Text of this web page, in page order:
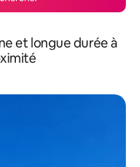
et longue durée à